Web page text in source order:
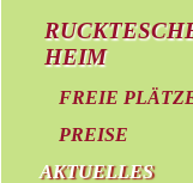
HEIM
FREIE
PREISE
AKTUELLES